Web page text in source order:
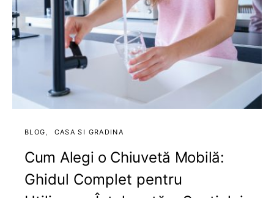
BLOG CASA SI GRADINA
Cum Alegi o Chiuvetă Mobilă:
Ghidul Complet pentru